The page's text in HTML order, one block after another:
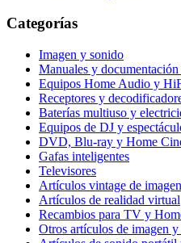
Categorías
Imagen y sonido
Manuales y
Equipos Home Audio y
Receptores y
Baterías multiuso y
Equipos de DJ y
DVD, Blu-ray y Home
Gafas inteligentes
Televisores
Artículos vintage de
Artículos de realidad virtual
Recambios para TV y
Otros artículos de imagen